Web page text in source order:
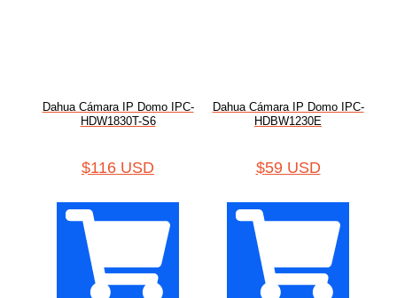
Dahua Cámara IP Domo IPC-
HDW1830T-S6
$116 USD
Dahua Cámara IP Domo IPC-
HDBW1230E
$59 USD